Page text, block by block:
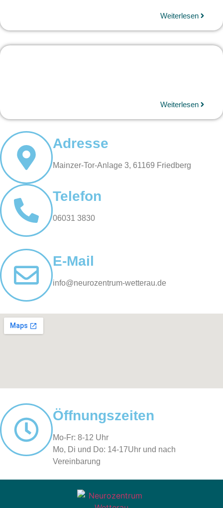
Weiterlesen
Weiterlesen
Adresse
Mainzer-Tor-Anlage 3, 61169 Friedberg
Telefon
06031 3830
E-Mail
info@neurozentrum-wetterau.de
Öffnungszeiten
Mo-Fr: 8-12 Uhr
Mo, Di und Do: 14-17Uhr und nach
Vereinbarung